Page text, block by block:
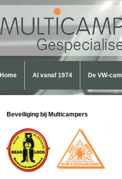
Home Al vanaf 1974 De VW-
Beveiliging bij Multicampers